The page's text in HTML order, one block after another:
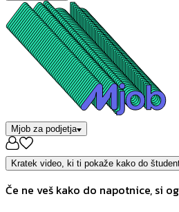
Mjob za podjetja
Kratek video, ki ti pokaže kako do
Če ne veš kako do napotnice, si